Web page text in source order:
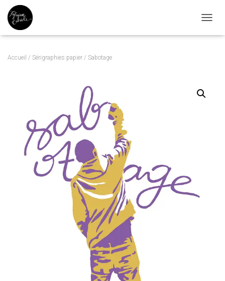
Accueil / Sérigraphies papier / Sabotage